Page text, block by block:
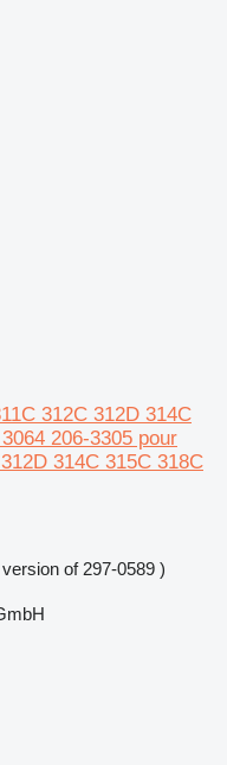
312C 312D 314C
206-3305 pour
314C 315C 318C
of 297-0589 )